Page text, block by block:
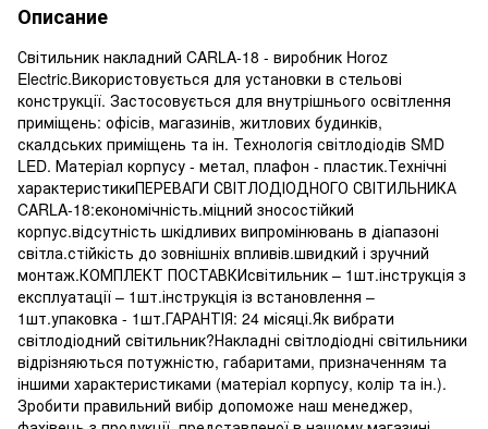
Описание
Світильник накладний CARLA-18 - виробник Horoz
Electric.Використовується для установки в стельові
конструкції. Застосовується для внутрішнього освітлення
приміщень: офісів, магазинів, житлових будинків,
скалдських приміщень та ін. Технологія світлодіодів SMD
LED. Матеріал корпусу - метал, плафон - пластик.Технічні
характеристикиПЕРЕВАГИ СВІТЛОДІОДНОГО СВІТИЛЬНИКА
CARLA-18:економічність.міцний зносостійкий
корпус.відсутність шкідливих випромінювань в діапазоні
світла.стійкість до зовнішніх впливів.швидкий і зручний
монтаж.КОМПЛЕКТ ПОСТАВКИсвітильник – 1шт.інструкція з
експлуатації – 1шт.інструкція із встановлення –
1шт.упаковка - 1шт.ГАРАНТІЯ: 24 місяці.Як вибрати
світлодіодний світильник?Накладні світлодіодні світильники
відрізняються потужністю, габаритами, призначенням та
іншими характеристиками (матеріал корпусу, колір та ін.).
Зробити правильний вибір допоможе наш менеджер,